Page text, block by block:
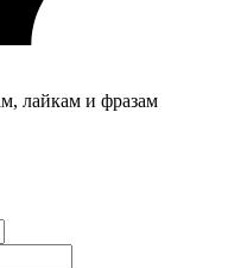
лайкам и фразам